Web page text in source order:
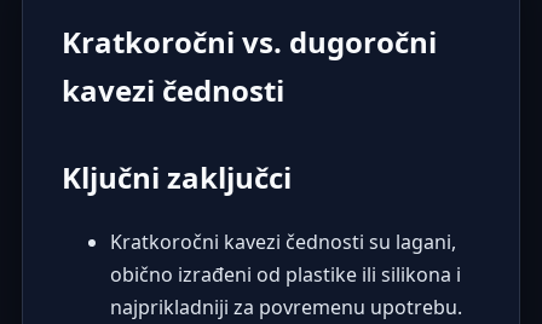
Kratkoročni vs. dugoročni
kavezi čednosti
Ključni zaključci
Kratkoročni kavezi čednosti su lagani,
obično izrađeni od plastike ili silikona i
najprikladniji za povremenu upotrebu.